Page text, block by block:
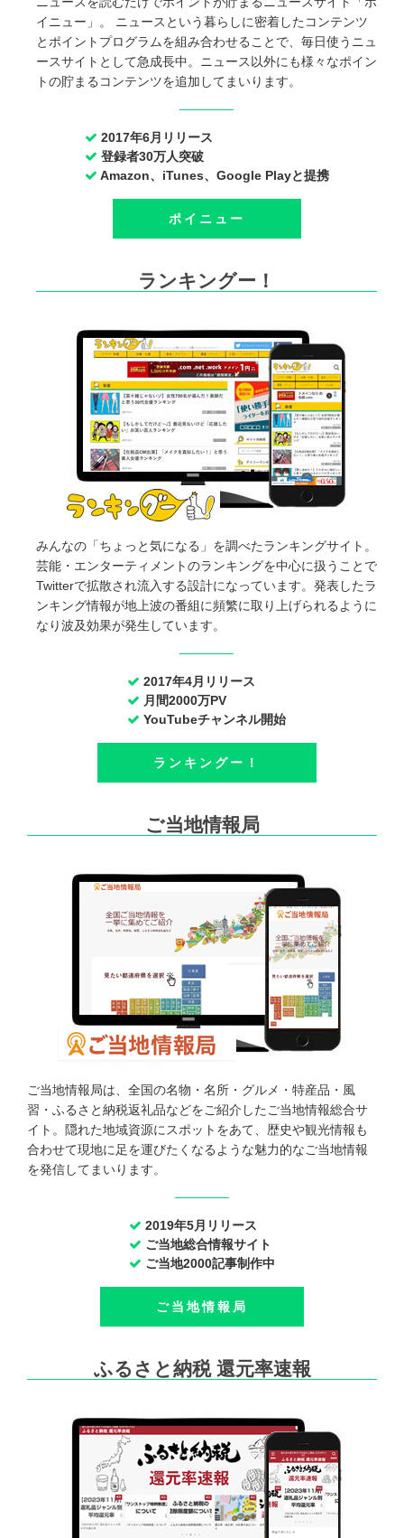
イニュー」。 ニュースという暮らしに密着したコンテンツ
とポイントプログラムを組み合わせることで、毎日使うニュ
ースサイトとして急成長中。ニュース以外にも様々なポイン
トの貯まるコンテンツを追加してまいります。
2017年6月リリース
登録者30万人突破
Amazon、iTunes、Google Playと提携
ポイニュー
ランキングー！
みんなの「ちょっと気になる」を調べたランキングサイト。
芸能・エンターティメントのランキングを中心に扱うことで
Twitterで拡散され流入する設計になっています。発表したラ
ンキング情報が地上波の番組に頻繁に取り上げられるように
なり波及効果が発生しています。
2017年4月リリース
月間2000万PV
YouTubeチャンネル開始
ランキングー！
ご当地情報局
ご当地情報局は、全国の名物・名所・グルメ・特産品・風
習・ふるさと納税返礼品などをご紹介したご当地情報総合サ
イト。隠れた地域資源にスポットをあて、歴史や観光情報も
合わせて現地に足を運びたくなるような魅力的なご当地情報
を発信してまいります。
2019年5月リリース
ご当地総合情報サイト
ご当地2000記事制作中
ご当地情報局
ふるさと納税 還元率速報